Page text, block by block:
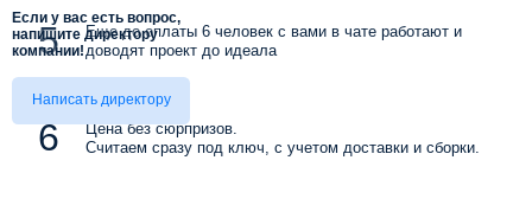
Еще до оплаты 6 человек с вами в чате работают и
доводят проект до идеала
Цена без сюрпризов.
Считаем сразу под ключ, с учетом доставки и сборки.
Если у вас есть вопрос,
напишите директору
компании!
Написать директору